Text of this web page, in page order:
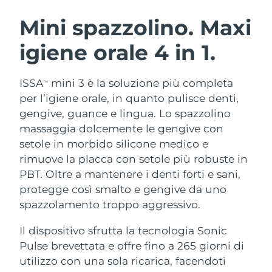
Mini spazzolino. Maxi
igiene orale 4 in 1.
ISSATM
mini 3 è la soluzione più completa
per l’igiene orale, in quanto pulisce denti,
gengive, guance e lingua. Lo spazzolino
massaggia dolcemente le gengive con
setole in morbido silicone medico e
rimuove la placca con setole più robuste in
PBT. Oltre a mantenere i denti forti e sani,
protegge così smalto e gengive da uno
spazzolamento troppo aggressivo.
Il dispositivo sfrutta la tecnologia Sonic
Pulse brevettata e offre fino a 265 giorni di
utilizzo con una sola ricarica, facendoti
LUNA™ 4 pacchetto
Anti-aging massage
LUNA™ 4 Plus
Massage, LED heating
For men, anti-aging massage
BEAR™ 2 pacchetto
Microcurrent toning
BEAR™ 2 go
Microcurrent toning on-the-go
Microcurrent line smoothing device
Idratazione
UFO™ 3 pacchetto
Deep facial hydration
UFO™ 3 LED
Near-infrared and red light therapy
device
Igiene orale
issa™ 4
Hybrid silicone sonic toothbrush
issa™ 4 plus
Smart hybrid silicone sonic toothbrush
TRATTAMENTI ANTI-AGE FAQ™
Anti-age Trattamenti LED
NEW
Austria Consegna stimata 8/10/26
Bahrein Consegna stimata
Belgio
Bermuda Consegna stimata8/16/26
Bosnia ed
Erzegovina
Consegna stimata
Brunei Consegna stimata8/15/26
Bulgaria Consegna stimata
Canada Consegna stimata8/14/26
Cile Consegna stimata8/14/26